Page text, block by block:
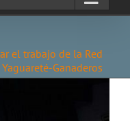
el trabajo de la Red
Ganaderos